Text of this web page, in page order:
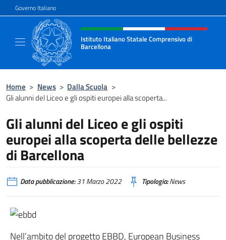
Salta al contenuto
Governo Italiano
Intestazione sito, social e menù
Istituto Italiano Statale Comprensivo di
Barcellona
Home > News > Dalla Scuola >
Gli alunni del Liceo e gli ospiti europei alla scoperta...
Gli alunni del Liceo e gli ospiti
europei alla scoperta delle bellezze
di Barcellona
Data pubblicazione:31 Marzo 2022 Tipologia:News
Nell’ambito del progetto EBBD, European Business